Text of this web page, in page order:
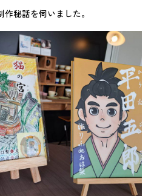
作秘話を伺いました。